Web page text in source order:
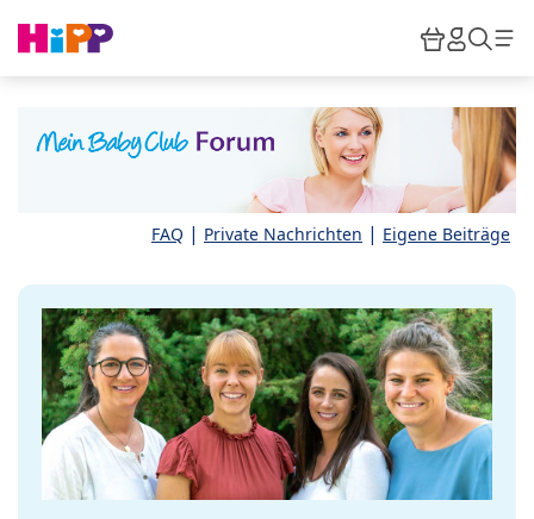
HiPP
FAQ | Private Nachrichten | Eigene Beiträge